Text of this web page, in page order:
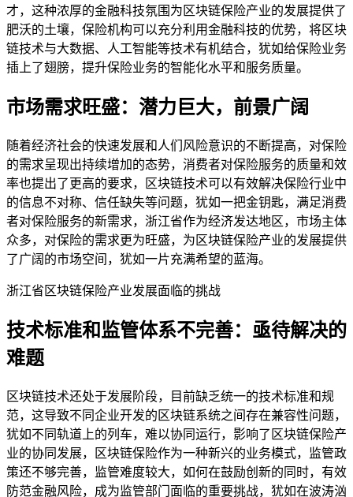
才，这种浓厚的金融科技氛围为区块链保险产业的发展提供了
肥沃的土壤，保险机构可以充分利用金融科技的优势，将区块
链技术与大数据、人工智能等技术有机结合，犹如给保险业务
插上了翅膀，提升保险业务的智能化水平和服务质量。
市场需求旺盛：潜力巨大，前景广阔
随着经济社会的快速发展和人们风险意识的不断提高，对保险
的需求呈现出持续增加的态势，消费者对保险服务的质量和效
率也提出了更高的要求，区块链技术可以有效解决保险行业中
的信息不对称、信任缺失等问题，犹如一把金钥匙，满足消费
者对保险服务的新需求，浙江省作为经济发达地区，市场主体
众多，对保险的需求更为旺盛，为区块链保险产业的发展提供
了广阔的市场空间，犹如一片充满希望的蓝海。
浙江省区块链保险产业发展面临的挑战
技术标准和监管体系不完善：亟待解决的
难题
区块链技术还处于发展阶段，目前缺乏统一的技术标准和规
范，这导致不同企业开发的区块链系统之间存在兼容性问题，
犹如不同轨道上的列车，难以协同运行，影响了区块链保险产
业的协同发展，区块链保险作为一种新兴的业务模式，监管政
策还不够完善，监管难度较大，如何在鼓励创新的同时，有效
防范金融风险，成为监管部门面临的重要挑战，犹如在波涛汹